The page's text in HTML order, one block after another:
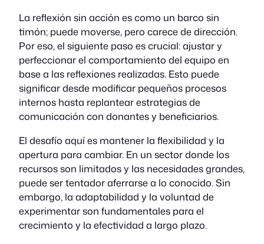
La reflexión sin acción es como un barco sin
timón; puede moverse, pero carece de dirección.
Por eso, el siguiente paso es crucial: ajustar y
perfeccionar el comportamiento del equipo en
base a las reflexiones realizadas. Esto puede
significar desde modificar pequeños procesos
internos hasta replantear estrategias de
comunicación con donantes y beneficiarios.
El desafío aquí es mantener la flexibilidad y la
apertura para cambiar. En un sector donde los
recursos son limitados y las necesidades grandes,
puede ser tentador aferrarse a lo conocido. Sin
embargo, la adaptabilidad y la voluntad de
experimentar son fundamentales para el
crecimiento y la efectividad a largo plazo.